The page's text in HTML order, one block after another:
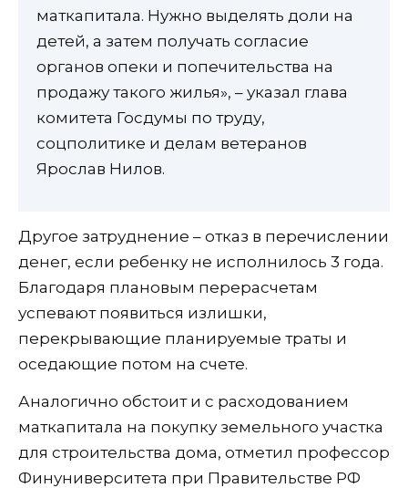
маткапитала. Нужно выделять доли на
детей, а затем получать согласие
органов опеки и попечительства на
продажу такого жилья», – указал глава
комитета Госдумы по труду,
соцполитике и делам ветеранов
Ярослав Нилов.
Другое затруднение – отказ в перечислении
денег, если ребенку не исполнилось 3 года.
Благодаря плановым перерасчетам
успевают появиться излишки,
перекрывающие планируемые траты и
оседающие потом на счете.
Аналогично обстоит и с расходованием
маткапитала на покупку земельного участка
для строительства дома, отметил профессор
Финуниверситета при Правительстве РФ